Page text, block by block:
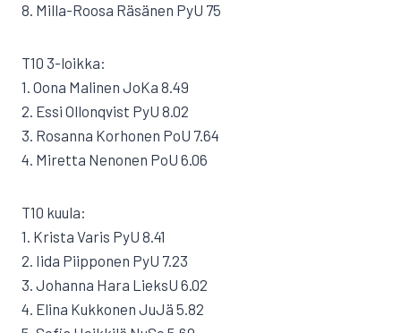
8. Milla-Roosa Räsänen PyU 75
T10 3-loikka:
1. Oona Malinen JoKa 8.49
2. Essi Ollonqvist PyU 8.02
3. Rosanna Korhonen PoU 7.64
4. Miretta Nenonen PoU 6.06
T10 kuula:
1. Krista Varis PyU 8.41
2. Iida Piipponen PyU 7.23
3. Johanna Hara LieksU 6.02
4. Elina Kukkonen JuJä 5.82